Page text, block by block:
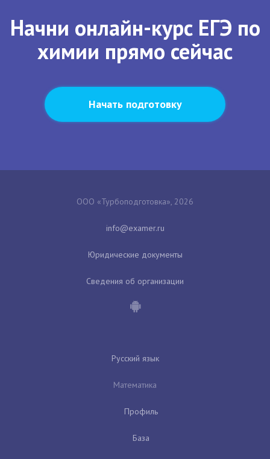
Начни онлайн-курс ЕГЭ по
химии прямо сейчас
Начать подготовку
ООО «Турбоподготовка», 2026
Юридические документы
Сведения об организации
Русский язык
Математика
Профиль
База